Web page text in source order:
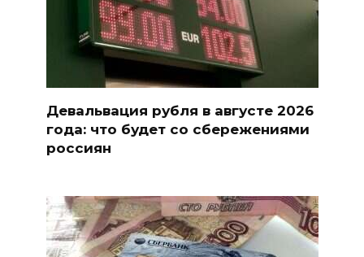
Девальвация рубля в августе 2026
года: что будет со сбережениями
россиян